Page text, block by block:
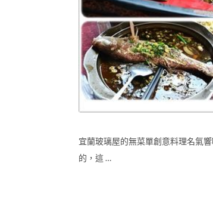
宜蘭玻璃屋的無菜單創意料理名氣
的，這 …